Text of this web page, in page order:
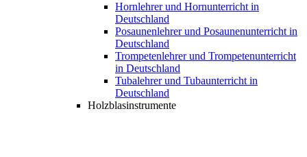
Hornlehrer und Hornunterricht in
Deutschland
Posaunenlehrer und Posaunenunterricht in
Deutschland
Trompetenlehrer und Trompetenunterricht
in Deutschland
Tubalehrer und Tubaunterricht in
Deutschland
Holzblasinstrumente